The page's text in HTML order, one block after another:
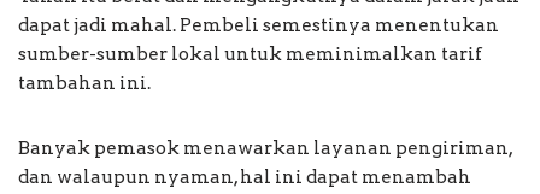
dapat jadi mahal. Pembeli semestinya menentukan
sumber-sumber lokal untuk meminimalkan tarif
tambahan ini.
Banyak pemasok menawarkan layanan pengiriman,
dan walaupun nyaman, hal ini dapat menambah